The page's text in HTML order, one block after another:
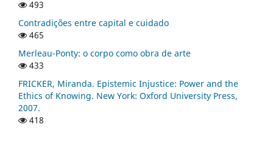
493
Contradições entre capital e cuidado
465
Merleau-Ponty: o corpo como obra de arte
433
FRICKER, Miranda. Epistemic Injustice: Power and the
Ethics of Knowing. New York: Oxford University Press,
2007.
418